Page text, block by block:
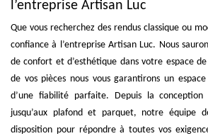
l’entreprise Artisan Luc
Que vous recherchez des rendus classique ou
confiance à l’entreprise Artisan Luc. Nous
de confort et d’esthétique dans votre espace
de vos pièces nous vous garantirons un
d’une fiabilité parfaite. Depuis la
jusqu’aux plafond et parquet, notre équipe
disposition pour répondre à toutes vos